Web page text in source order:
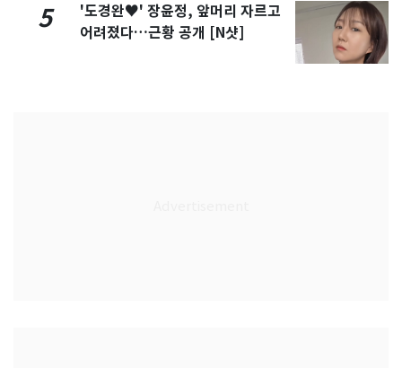
5
'도경완♥' 장윤정, 앞머리 자르고
어려졌다…근황 공개 [N샷]